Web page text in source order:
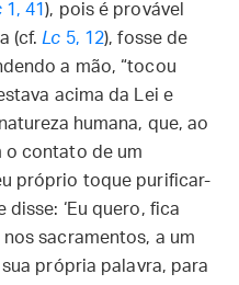
1, 41), pois é provável
(cf. Lc 5, 12), fosse de
a mão, “tocou
acima da Lei e
humana, que, ao
o contato de um
próprio toque purificar-
‘Eu quero, fica
nos sacramentos, a um
própria palavra, para